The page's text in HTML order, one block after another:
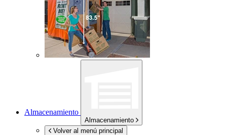
Almacenamiento
Almacenamiento
Volver al menú principal